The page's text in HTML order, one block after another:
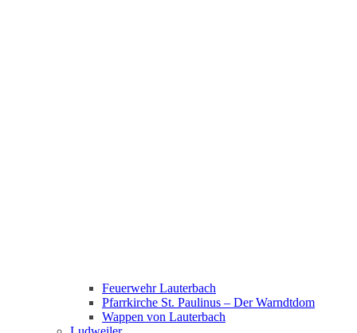
Feuerwehr Lauterbach
Pfarrkirche St. Paulinus – Der Warndtdom
Wappen von Lauterbach